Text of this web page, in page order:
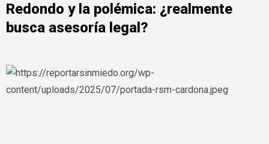
Redondo y la polémica: ¿realmente
busca asesoría legal?